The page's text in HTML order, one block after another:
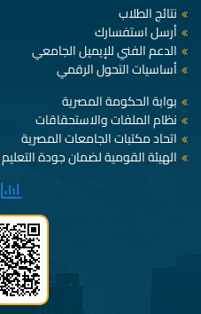
نتائج الطلاب
أرسل استفسارك
الدعم الفني للإيميل الجامعي
أساسيات التحول الرقمي
بوابة الحكومة المصرية
نظام الملفات والاستحقاقات
اتحاد مكتبات الجامعات المصرية
الهيئة القومية لضمان جودة التعليم